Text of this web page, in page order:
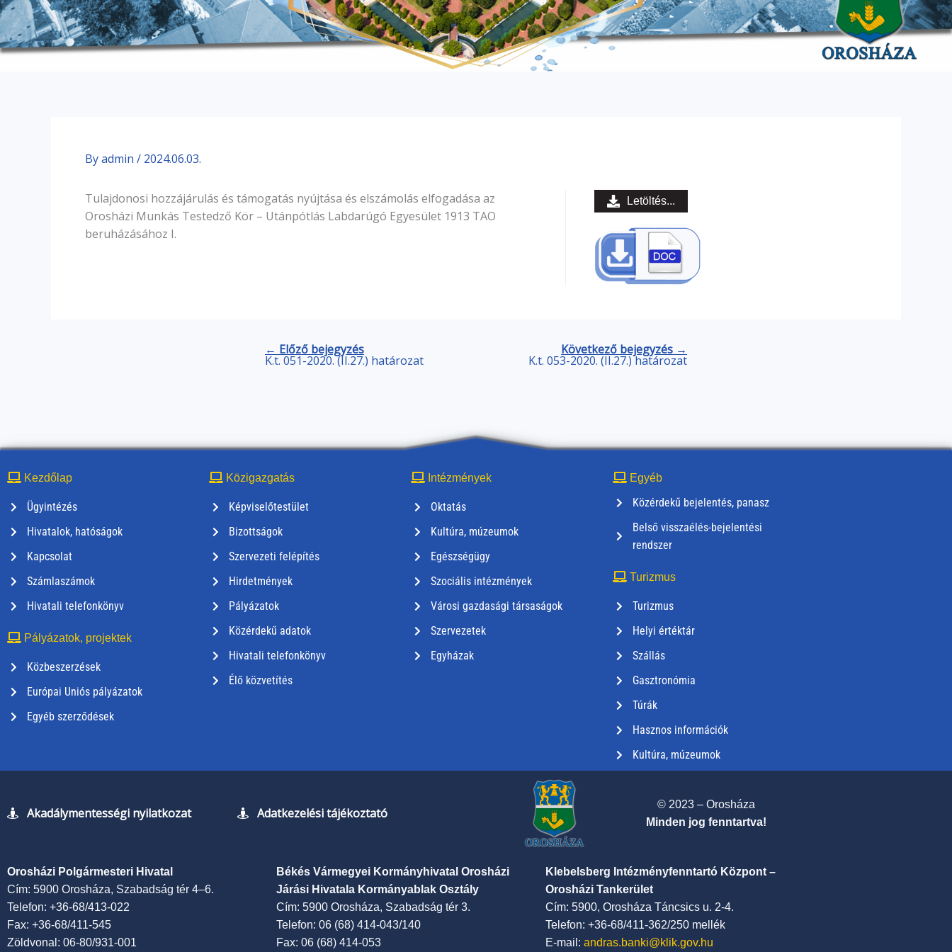
Byadmin / 2024.06.03.
Tulajdonosi hozzájárulás és támogatás nyújtása és elszámolás elfogadása az
Orosházi Munkás Testedző Kör – Utánpótlás Labdarúgó Egyesület 1913 TAO
beruházásához I.
Letöltés...
← Előző bejegyzés
K.t. 051-2020. (II.27.) határozat
Következő bejegyzés →
K.t. 053-2020. (II.27.) határozat
Kezdőlap
Ügyintézés
Hivatalok, hatóságok
Kapcsolat
Számlaszámok
Hivatali telefonkönyv
Pályázatok, projektek
Közbeszerzések
Európai Uniós pályázatok
Egyéb szerződések
Közigazgatás
Képviselőtestület
Bizottságok
Szervezeti felépítés
Hirdetmények
Pályázatok
Közérdekű adatok
Hivatali telefonkönyv
Élő közvetítés
Intézmények
Oktatás
Kultúra, múzeumok
Egészségügy
Szociális intézmények
Városi gazdasági társaságok
Szervezetek
Egyházak
Egyéb
Közérdekű bejelentés, panasz
Belső visszaélés-bejelentési
rendszer
Turizmus
Turizmus
Helyi értéktár
Szállás
Gasztronómia
Túrák
Hasznos információk
Kultúra, múzeumok
Akadálymentességi nyilatkozat Adatkezelési tájékoztató
© 2023 – Orosháza
Minden jog fenntartva!
Orosházi Polgármesteri Hivatal
Cím: 5900 Orosháza, Szabadság tér 4–6.
Telefon: +36-68/413-022
Fax: +36-68/411-545
Zöldvonal: 06-80/931-001
Békés Vármegyei Kormányhivatal Orosházi
Járási Hivatala Kormányablak Osztály
Cím: 5900 Orosháza, Szabadság tér 3.
Telefon: 06 (68) 414-043/140
Fax: 06 (68) 414-053
Klebelsberg Intézményfenntartó Központ –
Orosházi Tankerület
Cím: 5900, Orosháza Táncsics u. 2-4.
Telefon: +36-68/411-362/250 mellék
E-mail: andras.banki@klik.gov.hu